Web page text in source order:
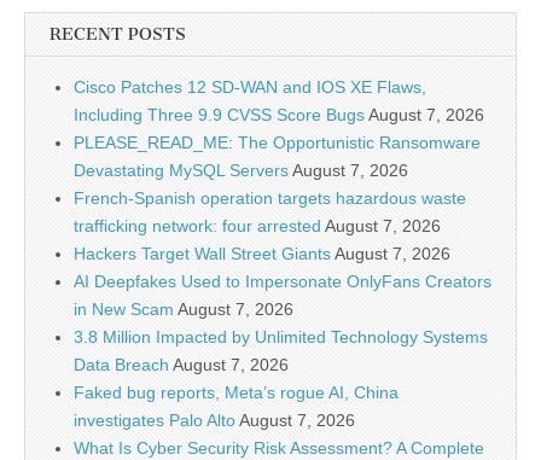
RECENT POSTS
Cisco Patches 12 SD-WAN and IOS XE Flaws,
Including Three 9.9 CVSS Score BugsAugust 7, 2026
PLEASE_READ_ME: The Opportunistic Ransomware
Devastating MySQL ServersAugust 7, 2026
French-Spanish operation targets hazardous waste
trafficking network: four arrested August 7, 2026
Hackers Target Wall Street GiantsAugust 7, 2026
AI Deepfakes Used to Impersonate OnlyFans Creators
in New Scam August 7, 2026
3.8 Million Impacted by Unlimited Technology Systems
Data Breach August 7, 2026
Faked bug reports, Meta’s rogue AI, China
investigates Palo AltoAugust 7, 2026
What Is Cyber Security Risk Assessment? A Complete